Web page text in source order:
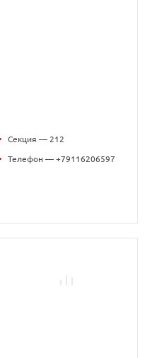
Секция — 212
Телефон — +79116206597